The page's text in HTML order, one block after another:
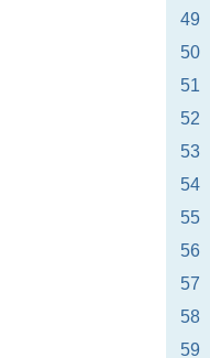
49
50
51
52
53
54
55
56
57
58
59